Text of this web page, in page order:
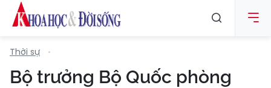
Thời sự
Bộ trưởng Bộ Quốc phòng